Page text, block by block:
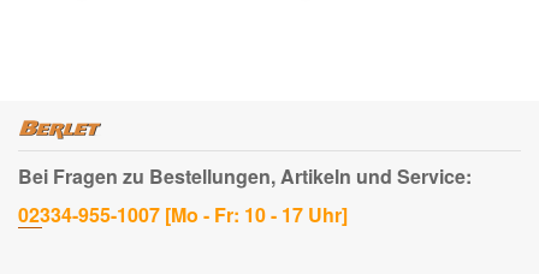
Bei Fragen zu Bestellungen, Artikeln und Service:
02334-955-1007 [Mo - Fr: 10 - 17 Uhr]